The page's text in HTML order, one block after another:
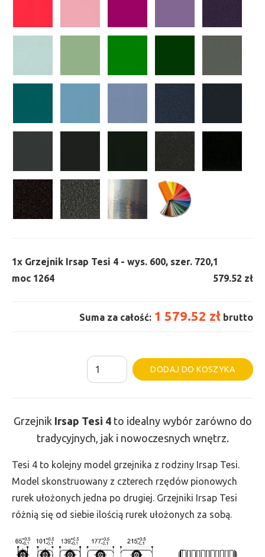
1x Grzejnik Irsap Tesi 4 - wys. 600, szer. 720,
moc 1264
1
579.52 zł
Suma za całość: 1 579.52 zł brutto
ilość
Grzejnik
wys.
600,
szer.
720,
1264
DODAJ DO KOSZYKA
Grzejnik Irsap Tesi 4to idealny wybór zarówno do
tradycyjnych, jak i nowoczesnych wnętrz.
Tesi 4 to kolejny model grzejnika z rodziny Irsap Tesi.
Model skonstruowany z czterech rzędów pionowych
rurek ułożonych jedna po drugiej. Grzejniki Irsap Tesi
różnią się od siebie ilością rurek ułożonych za sobą.